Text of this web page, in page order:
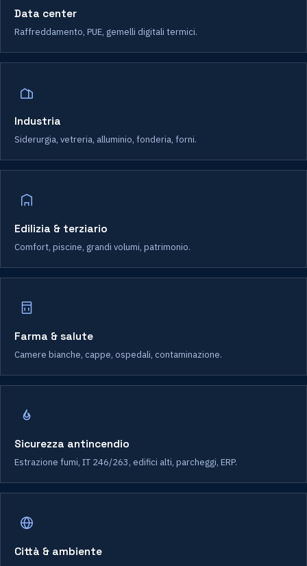
Data center
Raffreddamento, PUE, gemelli digitali termici.
Industria
Siderurgia, vetreria, alluminio, fonderia, forni.
Edilizia & terziario
Comfort, piscine, grandi volumi, patrimonio.
Farma & salute
Camere bianche, cappe, ospedali, contaminazione.
Sicurezza antincendio
Estrazione fumi, IT 246/263, edifici alti, parcheggi, ERP.
Città & ambiente